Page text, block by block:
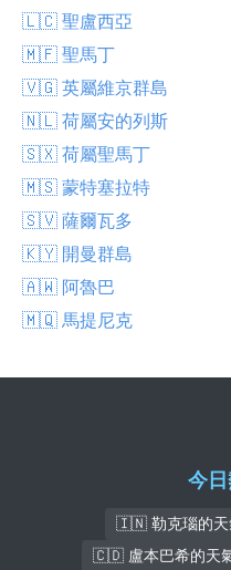
🇱🇨 聖盧西亞
🇲🇫 聖馬丁
🇻🇬 英屬維京群島
🇳🇱 荷屬安的列斯
🇸🇽 荷屬聖馬丁
🇲🇸 蒙特塞拉特
🇸🇻 薩爾瓦多
🇰🇾 開曼群島
🇦🇼 阿魯巴
🇲🇶 馬提尼克
今
🇮🇳 勒克瑙的天
🇨🇩 盧本巴希的天